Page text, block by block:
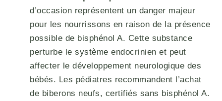
d’occasion représentent un danger majeur
pour les nourrissons en raison de la présence
possible de bisphénol A. Cette substance
perturbe le système endocrinien et peut
affecter le développement neurologique des
bébés. Les pédiatres recommandent l’achat
de biberons neufs, certifiés sans bisphénol A.